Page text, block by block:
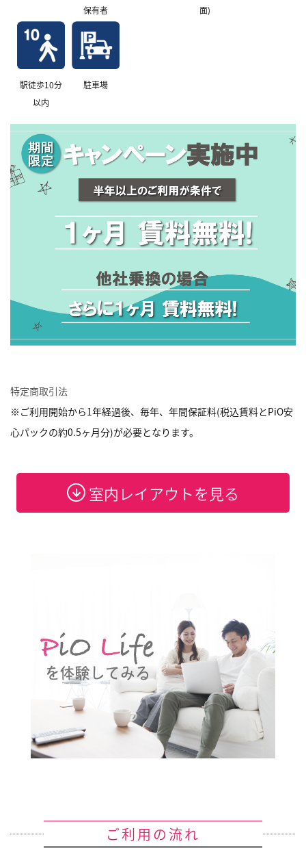
保有者
面)
駅徒歩10分
以内
駐車場
特定商取引法
※ご利用開始から1年経過後、毎年、年間保証料(税込賃料とPiO安
心パックの約0.5ヶ月分)が必要となります。
室内レイアウトを見る
ご利用の流れ